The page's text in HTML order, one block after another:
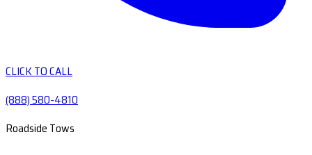
CLICK TO CALL
(888) 580-4810
Roadside Tows